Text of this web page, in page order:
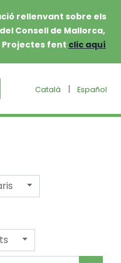
rellenvant sobre els
Consell de Mallorca,
Projectes fent clic aquí
Català | Español